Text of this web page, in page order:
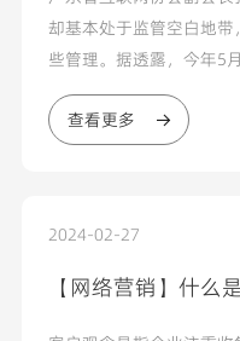
却基本处于监管空白地
些管理。据透露，今年5
强APP监管，已经释放
要负责互联网的政策制定
查看更多
2024-02-27
【网络营销】什么